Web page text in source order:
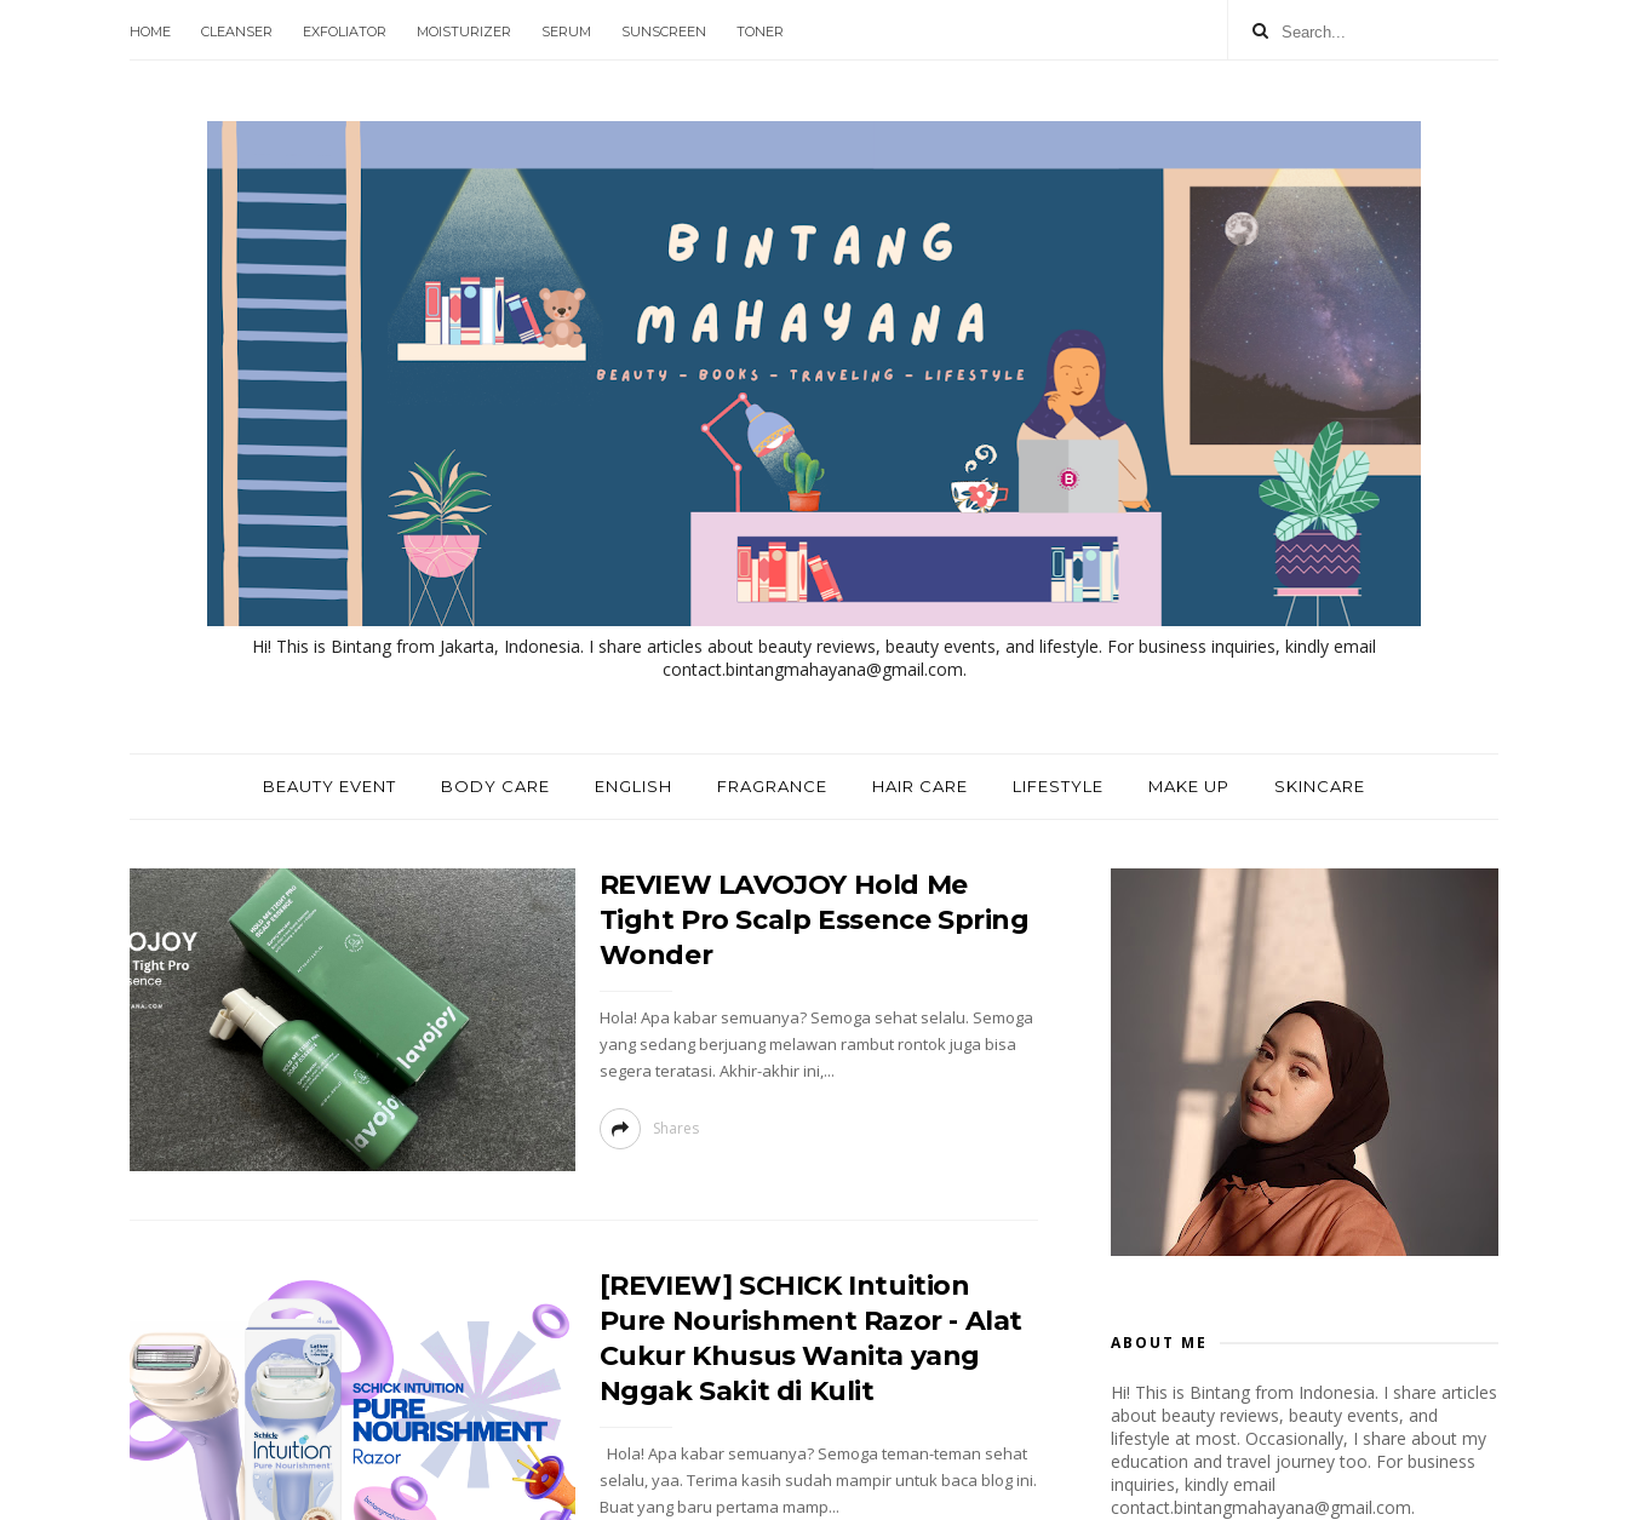
HOME CLEANSER EXFOLIATOR MOISTURIZER SERUM SUNSCREEN TONER
Hi! This is Bintang from Jakarta, Indonesia. I share articles about beauty reviews, beauty events, and lifestyle. For business inquiries, kindly email
contact.bintangmahayana@gmail.com.
BEAUTY EVENT BODY CARE ENGLISH FRAGRANCE HAIR CARE LIFESTYLE MAKE UP SKINCARE
REVIEW LAVOJOY Hold Me
Tight Pro Scalp Essence Spring
Wonder
Hola! Apa kabar semuanya? Semoga sehat selalu. Semoga
yang sedang berjuang melawan rambut rontok juga bisa
segera teratasi. Akhir-akhir ini,...
Shares
[REVIEW] SCHICK Intuition
Pure Nourishment Razor - Alat
Cukur Khusus Wanita yang
Nggak Sakit di Kulit
Hola! Apa kabar semuanya? Semoga teman-teman sehat
selalu, yaa. Terima kasih sudah mampir untuk baca blog ini.
Buat yang baru pertama mamp...
ABOUT ME
Hi! This is Bintang from Indonesia. I share articles
about beauty reviews, beauty events, and
lifestyle at most. Occasionally, I share about my
education and travel journey too. For business
inquiries, kindly email
contact.bintangmahayana@gmail.com.